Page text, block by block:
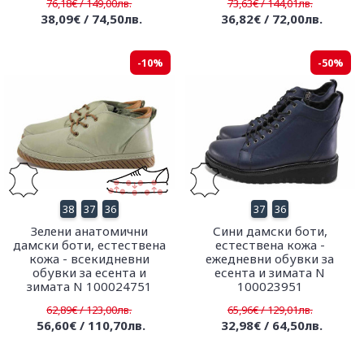
38,09€ / 74,50лв. 36,82€ / 72,00лв.
-10%
38 37 36
Зелени анатомични
дамски боти, естествена
кожа - всекидневни
обувки за есента и
зимата N 100024751
62,89€ / 123,00лв.
56,60€ / 110,70лв.
-50%
37 36
Сини дамски боти,
естествена кожа -
ежедневни обувки за
есента и зимата N
100023951
65,96€ / 129,01лв.
32,98€ / 64,50лв.